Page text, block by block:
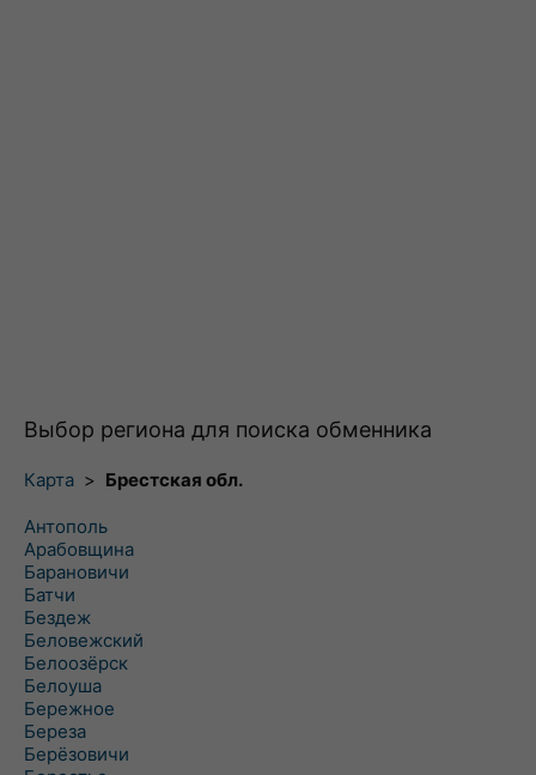
Выбор региона для поиска обменника
Карта > Брестская обл.
Антополь
Арабовщина
Барановичи
Батчи
Бездеж
Беловежский
Белоозёрск
Белоуша
Бережное
Береза
Берёзовичи